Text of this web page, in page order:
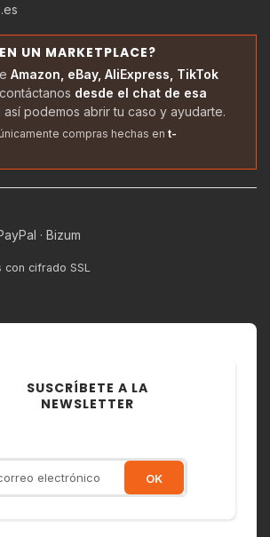
UN MARKETPLACE?
Amazon, eBay, AliExpress, TikTok
, contáctanos desde el chat de esa
así podemos abrir tu caso y ayudarte.
compras hechas en t-
· Bizum
con cifrado SSL
SUSCRÍBETE A LA
NEWSLETTER